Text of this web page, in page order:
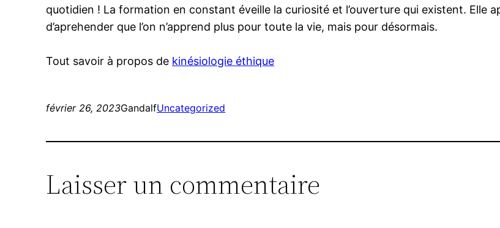
quotidien ! La formation en constant éveille la curiosité et l’ouverture qui existent. Elle
d’aprehender que l’on n’apprend plus pour toute la vie, mais pour désormais.
Tout savoir à propos de kinésiologie éthique
février 26, 2023GandalfUncategorized
Laisser un commentaire